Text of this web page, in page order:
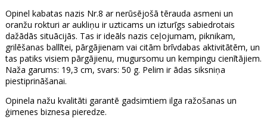
Opinel kabatas nazis Nr.8 ar nerūsējošā tērauda asmeni un
oranžu rokturi ar aukliņu ir uzticams un izturīgs sabiedrotais
dažādās situācijās. Tas ir ideāls nazis ceļojumam, piknikam,
grilēšanas ballītei, pārgājienam vai citām brīvdabas aktivitātēm, un
tas patiks visiem pārgājienu, mugursomu un kempingu cienītājiem.
Naža garums: 19,3 cm, svars: 50 g. Pelim ir ādas siksniņa
piestiprināšanai.
Opinela nažu kvalitāti garantē gadsimtiem ilga ražošanas un
ģimenes biznesa pieredze.